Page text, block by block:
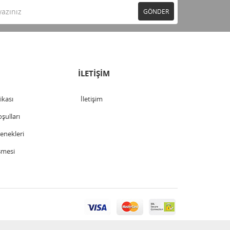
GÖNDER
İLETİŞİM
İletişim